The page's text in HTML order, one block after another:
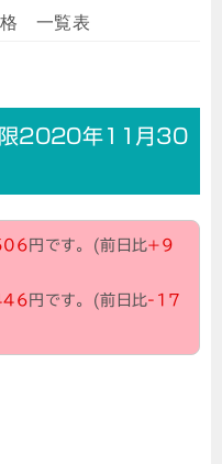
格 一覧表
2020年11月30
円です。(前日比+9
円です。(前日比-17